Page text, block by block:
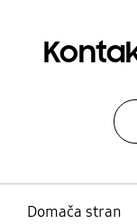
Domača stran